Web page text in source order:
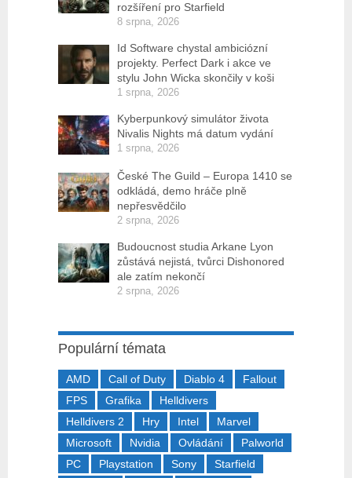
rozšíření pro Starfield
8 srpna, 2026
Id Software chystal ambiciózní
projekty. Perfect Dark i akce ve
stylu John Wicka skončily v koši
1 srpna, 2026
Kyberpunkový simulátor života
Nivalis Nights má datum vydání
1 srpna, 2026
České The Guild – Europa 1410 se
odkládá, demo hráče plně
nepřesvědčilo
2 srpna, 2026
Budoucnost studia Arkane Lyon
zůstává nejistá, tvůrci Dishonored
ale zatím nekončí
2 srpna, 2026
Populární témata
AMD Call of Duty Diablo 4
Fallout
FPS
Grafika
Helldivers
Helldivers 2
Hry Intel
Marvel
Microsoft
Nvidia Ovládání
Palworld
PC
Playstation Sony
Starfield